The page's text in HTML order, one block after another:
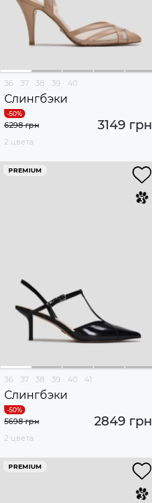
36 37 38 39 40
Слингбэки
3149 грн
6298 грн
2 цвета
PREMIUM
36 37 38 39 40 41
Слингбэки
2849 грн
5698 грн
2 цвета
PREMIUM